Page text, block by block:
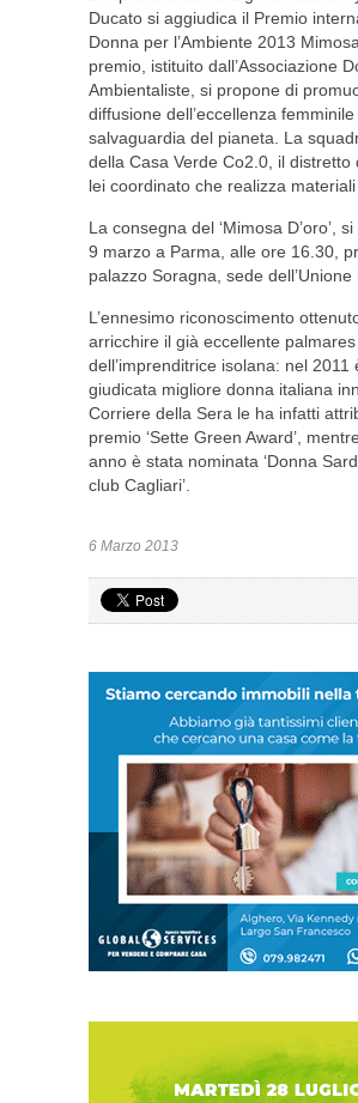
Ducato si aggiudica il Premio
Donna per l’Ambiente 2013
premio, istituito dall’Associazione
Ambientaliste, si propone di
diffusione dell’eccellenza femminile
salvaguardia del pianeta. La
della Casa Verde Co2.0, il distretto
lei coordinato che realizza materiali
La consegna del ‘Mimosa D’oro’,
9 marzo a Parma, alle ore 16.30,
palazzo Soragna, sede dell’Unione
L’ennesimo riconoscimento
arricchire il già eccellente palmares
dell’imprenditrice isolana: nel 2011
giudicata migliore donna italiana
Corriere della Sera le ha infatti
premio ‘Sette Green Award’,
anno è stata nominata ‘Donna
club Cagliari’.
6 Marzo 2013